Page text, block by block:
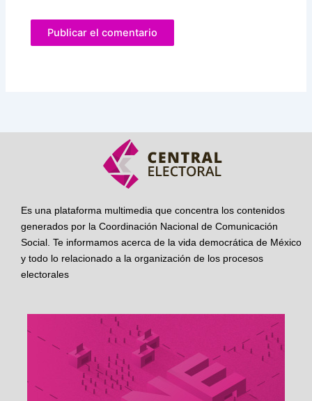
Es una plataforma multimedia que concentra los contenidos
generados por la Coordinación Nacional de Comunicación
Social. Te informamos acerca de la vida democrática de México
y todo lo relacionado a la organización de los procesos
electorales